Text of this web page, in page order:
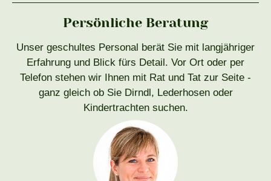
Persönliche Beratung
Unser geschultes Personal berät Sie mit langjähriger
Erfahrung und Blick fürs Detail. Vor Ort oder per
Telefon stehen wir Ihnen mit Rat und Tat zur Seite -
ganz gleich ob Sie Dirndl, Lederhosen oder
Kindertrachten suchen.